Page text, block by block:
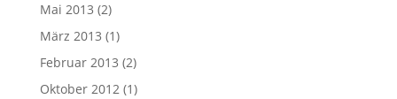
Mai 2013 (2)
März 2013 (1)
Februar 2013 (2)
Oktober 2012(1)